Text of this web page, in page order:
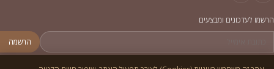
הרשמו לעדכונים ומבצעים
הרשמה